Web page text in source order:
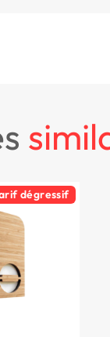
dégressif